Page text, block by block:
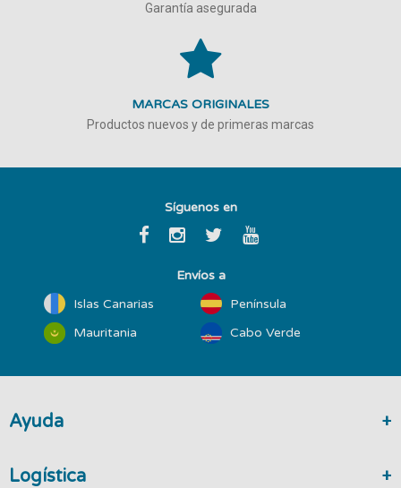
Garantía asegurada
MARCAS ORIGINALES
Productos nuevos y de primeras marcas
Síguenos en
Envíos a
Islas Canarias
Península
Mauritania
Cabo Verde
Ayuda
Logística